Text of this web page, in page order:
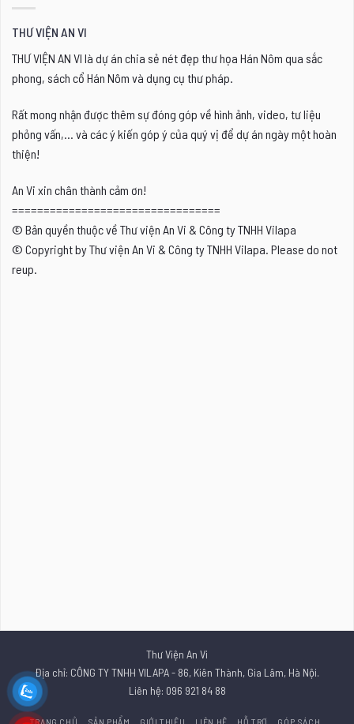
THƯ VIỆN AN VI
THƯ VIỆN AN VI là dự án chia sẻ nét đẹp thư họa Hán Nôm qua sắc
phong, sách cổ Hán Nôm và dụng cụ thư pháp.
Rất mong nhận được thêm sự đóng góp về hình ảnh, video, tư liệu
phỏng vấn,... và các ý kiến góp ý của quý vị để dự án ngày một hoàn
thiện!
An Vi xin chân thành cảm ơn!
=================================
© Bản quyền thuộc về Thư viện An Vi & Công ty TNHH Vilapa
© Copyright by Thư viện An Vi & Công ty TNHH Vilapa. Please do not
reup.
Thư Viện An Vi
Địa chỉ: CÔNG TY TNHH VILAPA - 86, Kiên Thành, Gia Lâm, Hà Nội.
Liên hệ: 096 921 84 88